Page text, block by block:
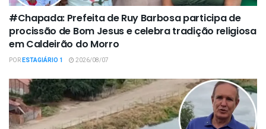
#Chapada: Prefeita de Ruy Barbosa participa de
procissão de Bom Jesus e celebra tradição religiosa
em Caldeirão do Morro
PORESTAGIÁRIO 1 2026/08/07